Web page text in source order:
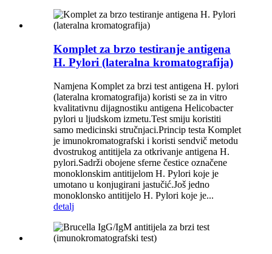
Komplet za brzo testiranje antigena
H. Pylori (lateralna kromatografija)
Namjena Komplet za brzi test antigena H. pylori
(lateralna kromatografija) koristi se za in vitro
kvalitativnu dijagnostiku antigena Helicobacter
pylori u ljudskom izmetu.Test smiju koristiti
samo medicinski stručnjaci.Princip testa Komplet
je imunokromatografski i koristi sendvič metodu
dvostrukog antitijela za otkrivanje antigena H.
pylori.Sadrži obojene sferne čestice označene
monoklonskim antitijelom H. Pylori koje je
umotano u konjugirani jastučić.Još jedno
monoklonsko antitijelo H. Pylori koje je...
detalj